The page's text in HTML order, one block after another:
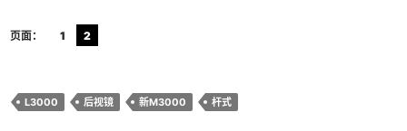
页面： 1 2
L3000 后视镜 新M3000 杆式